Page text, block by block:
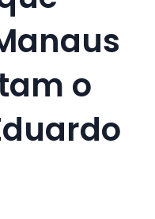
o